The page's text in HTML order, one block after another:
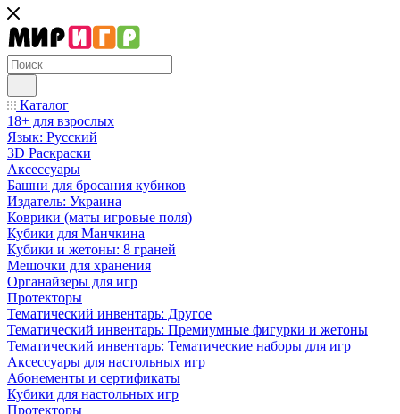
Каталог
18+ для взрослых
Язык: Русский
3D Раскраски
Аксессуары
Башни для бросания кубиков
Издатель: Украина
Коврики (маты игровые поля)
Кубики для Манчкина
Кубики и жетоны: 8 граней
Мешочки для хранения
Органайзеры для игр
Протекторы
Тематический инвентарь: Другое
Тематический инвентарь: Премиумные фигурки и жетоны
Тематический инвентарь: Тематические наборы для игр
Аксессуары для настольных игр
Абонементы и сертификаты
Кубики для настольных игр
Протекторы